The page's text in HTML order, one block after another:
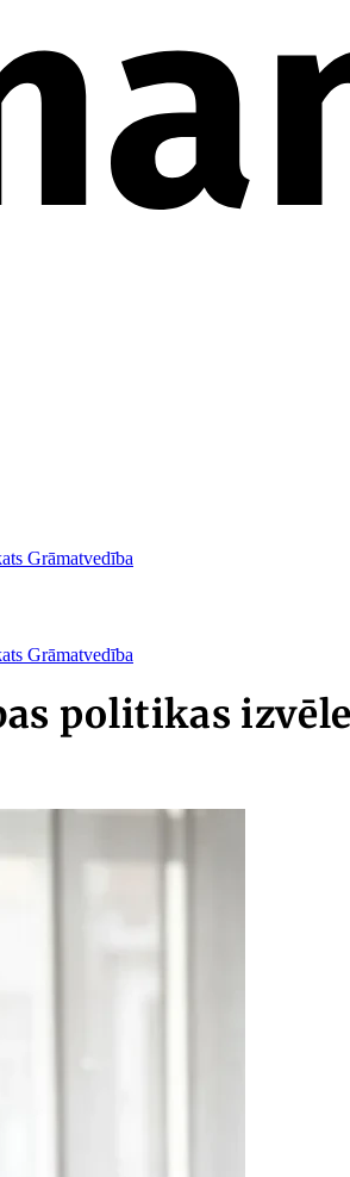
Grāmatvedība
Grāmatvedība
politikas